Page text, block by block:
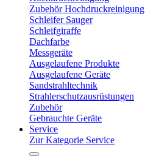
Zubehör Hochdruckreinigung
Schleifer Sauger
Schleifgiraffe
Dachfarbe
Messgeräte
Ausgelaufene Produkte
Ausgelaufene Geräte
Sandstrahltechnik
Strahlerschutzausrüstungen
Zubehör
Gebrauchte Geräte
Service
Zur Kategorie Service